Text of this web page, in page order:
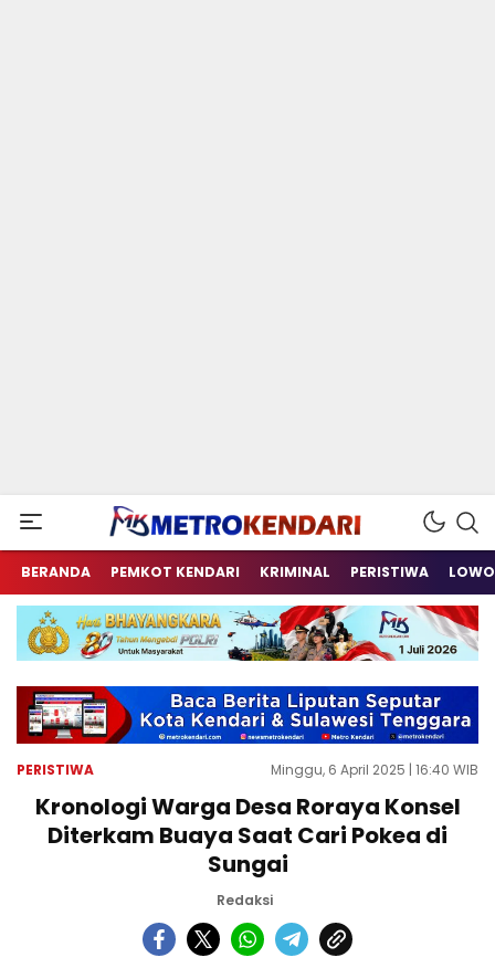
metrokendari
Berita Terkini Sulawesi Tenggara
BERANDA PEMKOT KENDARI KRIMINAL PERISTIWA
PERISTIWA Minggu, 6 April 2025 | 16:40 WIB
Kronologi Warga Desa Roraya Konsel
Diterkam Buaya Saat Cari Pokea di
Sungai
Redaksi